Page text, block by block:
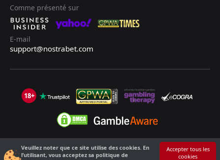
Veuillez noter que ce site utilise des cookies. En
l’utilisant, vous acceptez sa politique de
Accepter tous les
cookies
Comme présenté sur
E-mail
support@nostrabet.com
18+
©2013 - 2026 Nostrabet.com - Tous les droits sont réservés. Ce site n'est
pas adapté aux moins de 18 ans !